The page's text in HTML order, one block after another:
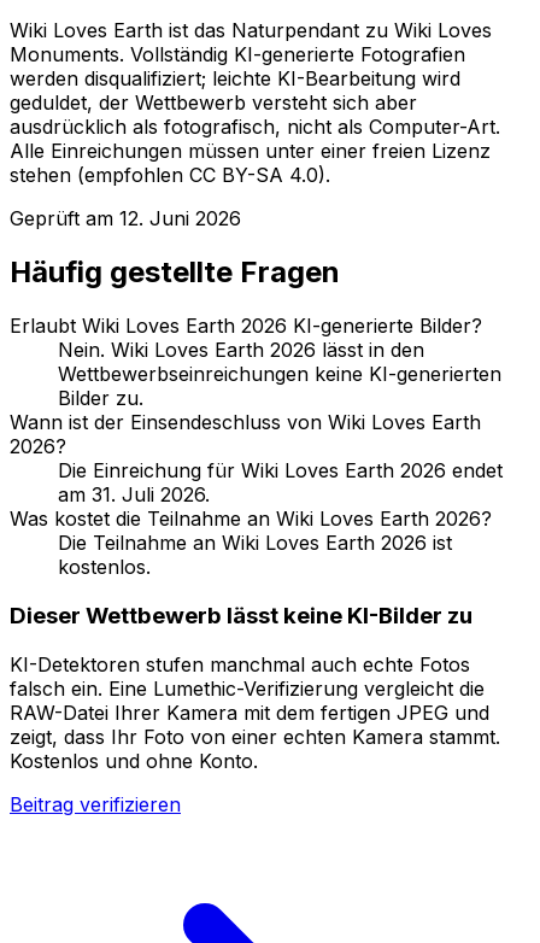
Wiki Loves Earth ist das Naturpendant zu Wiki Loves
Monuments. Vollständig KI-generierte Fotografien
werden disqualifiziert; leichte KI-Bearbeitung wird
geduldet, der Wettbewerb versteht sich aber
ausdrücklich als fotografisch, nicht als Computer-Art.
Alle Einreichungen müssen unter einer freien Lizenz
stehen (empfohlen CC BY-SA 4.0).
Geprüft am 12. Juni 2026
Häufig gestellte Fragen
Erlaubt Wiki Loves Earth 2026 KI-generierte Bilder?
Nein. Wiki Loves Earth 2026 lässt in den
Wettbewerbseinreichungen keine KI-generierten
Bilder zu.
Wann ist der Einsendeschluss von Wiki Loves Earth
2026?
Die Einreichung für Wiki Loves Earth 2026 endet
am 31. Juli 2026.
Was kostet die Teilnahme an Wiki Loves Earth 2026?
Die Teilnahme an Wiki Loves Earth 2026 ist
kostenlos.
Dieser Wettbewerb lässt keine KI-Bilder zu
KI-Detektoren stufen manchmal auch echte Fotos
falsch ein. Eine Lumethic-Verifizierung vergleicht die
RAW-Datei Ihrer Kamera mit dem fertigen JPEG und
zeigt, dass Ihr Foto von einer echten Kamera stammt.
Kostenlos und ohne Konto.
Beitrag verifizieren